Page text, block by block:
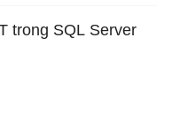
trong SQL Server